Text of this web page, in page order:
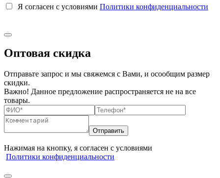
Я согласен с условиями Политики конфиденциальности
Оптовая скидка
Отправьте запрос и мы свяжемся с Вами, и осообщим размер
скидки.
Важно! Данное предложение распространяется не на все
товары.
Нажимая на кнопку, я согласен с условиями
Политики конфиденциальности